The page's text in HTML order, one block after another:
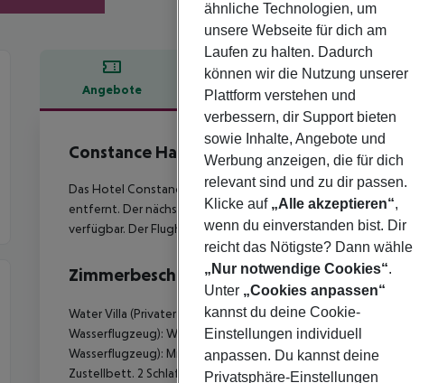
Angebote Hotelbeschreibung
Hotelbeschreibung
Constance Halaveli Maldives
5
Das Hotel Constance Halaveli Maldives, das sich besonders bei
entfernt. Der nächste Strand, ein privater Sandstrand, liegt in
verfügbar. Der Flughafen (MLE) ist ca. 100 km entfernt.
Zimmerbeschreibung
Water Villa (Privater Pool - Wasserflugzeug): Mit Zustellbett.
Wasserflugzeug): Water Villa (Privater Pool - Wasserflugzeug):
Wasserflugzeug): Mit Zustellbett. Strand Villa (Privater Pool -
Zustellbett. 2 Schlafzimmer Strand Villa (Privater Pool -
ähnliche Technologien, um
unsere Webseite für dich am
Laufen zu halten. Dadurch
können wir die Nutzung unserer
Plattform verstehen und
verbessern, dir Support bieten
sowie Inhalte, Angebote und
Werbung anzeigen, die für dich
relevant sind und zu dir passen.
Klicke auf „Alle akzeptieren“,
wenn du einverstanden bist. Dir
reicht das Nötigste? Dann wähle
„Nur notwendige Cookies“.
Unter „Cookies anpassen“
kannst du deine Cookie-
Einstellungen individuell
anpassen. Du kannst deine
Privatsphäre-Einstellungen